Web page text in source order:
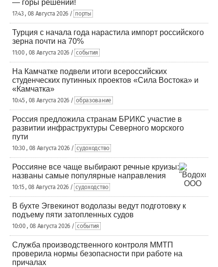
— горы решений!
17:43 , 08 Августа 2026 / порты
Турция с начала года нарастила импорт российского
зерна почти на 70%
11:00 , 08 Августа 2026 / события
На Камчатке подвели итоги всероссийских
студенческих путинных проектов «Сила Востока» и
«Камчатка»
10:45 , 08 Августа 2026 / образование
Россия предложила странам БРИКС участие в
развитии инфраструктуры Северного морского
пути
10:30 , 08 Августа 2026 / судоходство
Россияне все чаще выбирают речные круизы:
названы самые популярные направления
10:15 , 08 Августа 2026 / судоходство
В бухте Эгвекинот водолазы ведут подготовку к
подъему пяти затопленных судов
10:00 , 08 Августа 2026 / события
Служба производственного контроля ММТП
проверила нормы безопасности при работе на
причалах